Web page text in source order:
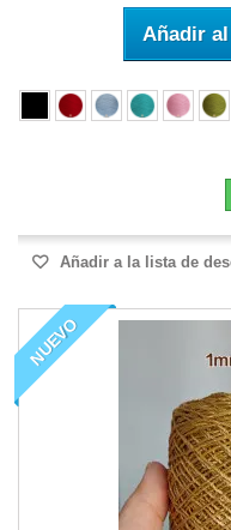
Añadir
Añadir a la lista de
NUEVO